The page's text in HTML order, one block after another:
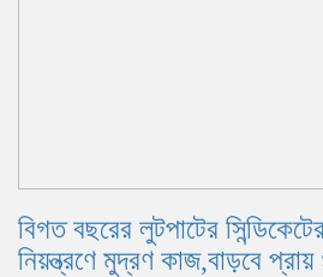
বিগত বছরের লুটপাটের
নিয়ন্ত্রণে মুদ্রণ কাজ,বাড়বে